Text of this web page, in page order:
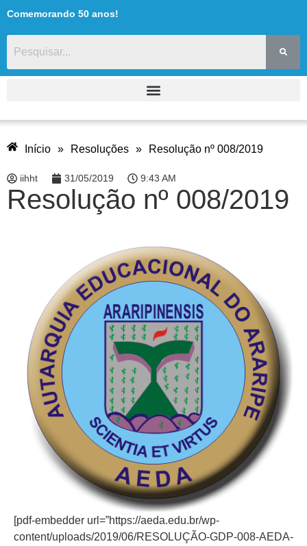
Comemorando 50 anos!
Início » Resoluções » Resolução nº 008/2019
iihht 31/05/2019 9:43 AM
Resolução nº 008/2019
[pdf-embedder url=”https://aeda.edu.br/wp-
content/uploads/2019/06/RESOLUÇÃO-GDP-008-AEDA-